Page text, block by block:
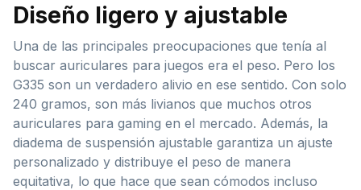
Diseño ligero y ajustable
Una de las principales preocupaciones que tenía al
buscar auriculares para juegos era el peso. Pero los
G335 son un verdadero alivio en ese sentido. Con solo
240 gramos, son más livianos que muchos otros
auriculares para gaming en el mercado. Además, la
diadema de suspensión ajustable garantiza un ajuste
personalizado y distribuye el peso de manera
equitativa, lo que hace que sean cómodos incluso